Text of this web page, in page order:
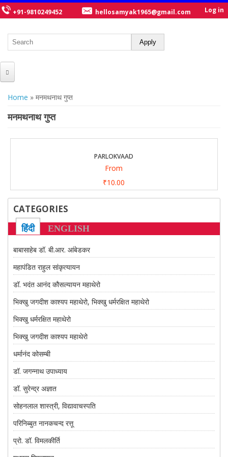
+91-9810249452 hellosamyak1965@gmail.com Log in
OUR WRITERS
GALLERY
CONTACT US
You are here
Home » मनमथनाथ गुप्त
मनमथनाथ गुप्त
PARLOKVAAD
From
₹10.00
CATEGORIES
हिंदी ENGLISH
बाबासाहेब डॉ. बी.आर. आंबेडकर
महापंडित राहुल सांकृत्यायन
डॉ. भदंत आनंद कौसल्यायन महाथेरो
भिक्खु जगदीश काश्यप महाथेरो, भिक्खु धर्मरक्षित महाथेरो
भिक्खु धर्मरक्षित महाथेरो
भिक्खु जगदीश काश्यप महाथेरो
धर्मानंद कोसम्बी
डॉ. जगन्नाथ उपाध्याय
डॉ. सुरेन्द्र अज्ञात
सोहनलाल शास्त्री, विद्यावाचस्पति
परिनिब्बुत नानकचन्द रत्तू
प्रो. डॉ. विमलकीर्ति